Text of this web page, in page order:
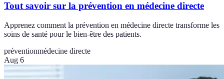
Tout savoir sur la prévention en médecine directe
Apprenez comment la prévention en médecine directe transforme les
soins de santé pour le bien-être des patients.
préventionmédecine directe
Aug 6